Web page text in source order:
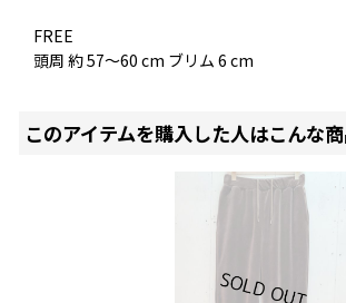
FREE
頭周 約 57〜60 cm ブリム 6 cm
このアイテムを購入した人はこんな商